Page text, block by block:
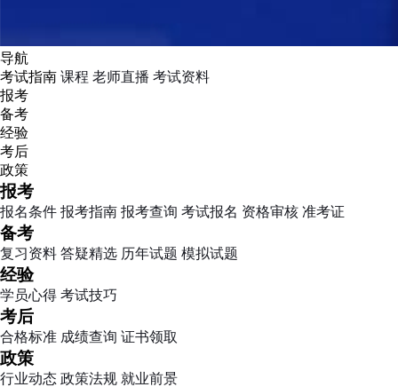
导航
考试指南 课程 老师直播 考试资料
报考
备考
经验
考后
政策
报考
报名条件 报考指南 报考查询 考试报名 资格审核 准考证
备考
复习资料 答疑精选 历年试题 模拟试题
经验
学员心得 考试技巧
考后
合格标准 成绩查询 证书领取
政策
行业动态 政策法规 就业前景